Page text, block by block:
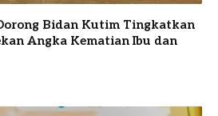
Bidan Kutim Tingkatkan
Angka Kematian Ibu dan